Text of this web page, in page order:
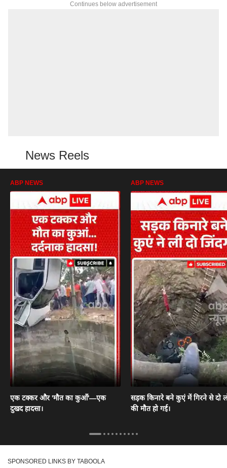
Continues below advertisement
News Reels
ABP NEWS
एक टक्कर और 'मौत का कुआँ'—एक
दुखद हादसा।
ABP NEWS
सड़क किनारे बने कुएं में गिरने से दो
की मौत हो गई।
SPONSORED LINKS BY TABOOLA